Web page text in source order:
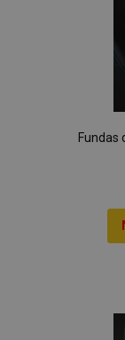
Fundas